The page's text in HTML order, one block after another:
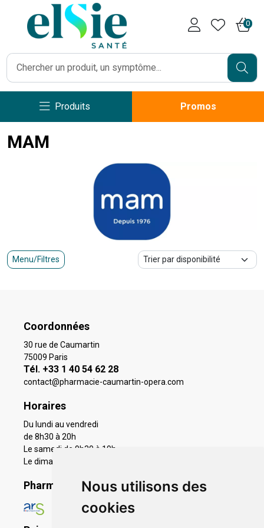
Nous utilisons des
cookies
0
Produits Promos
MAM
Menu/Filtres
Coordonnées
30 rue de Caumartin
75009 Paris
Tél. +33 1 40 54 62 28
contact@pharmacie-caumartin-opera.com
Horaires
Du lundi au vendredi
de 8h30 à 20h
Le samedi de 9h30 à 19h
Le dimanche 11h à 19h
Pharmacie en ligne agréée